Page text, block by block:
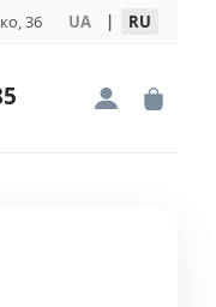
36 UA | RU